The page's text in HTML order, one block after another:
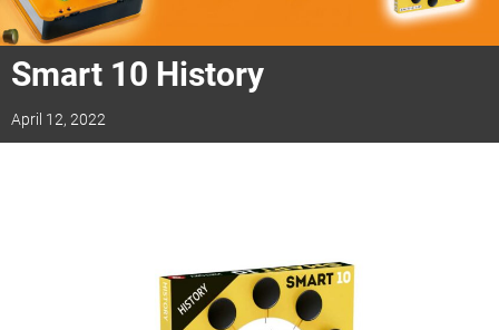
Smart 10 History
April 12, 2022